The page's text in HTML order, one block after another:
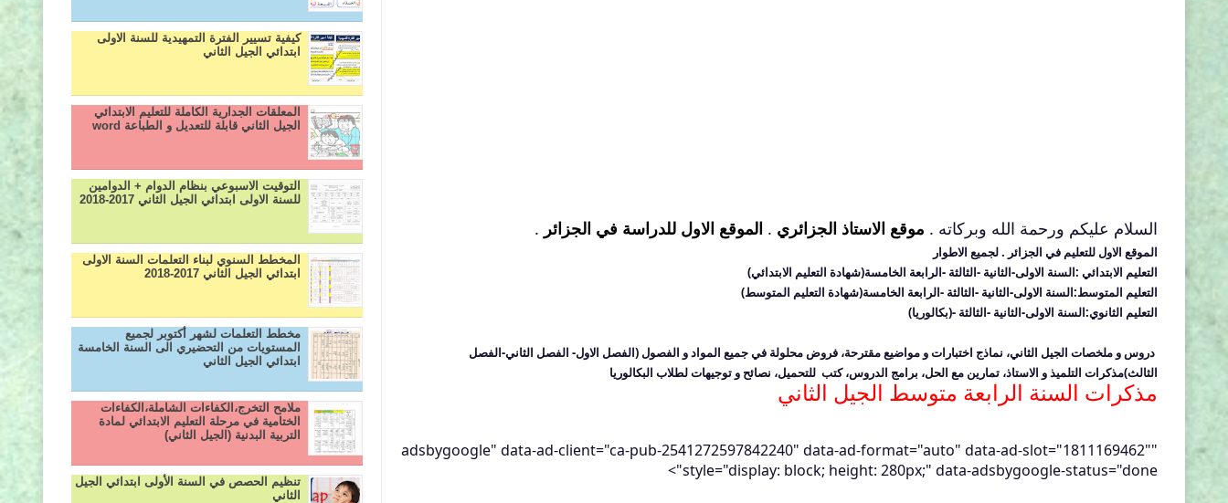
السلام عليكم ورحمة الله وبركاته . موقع الاستاذ الجزائري . الموقع الاول للدراسة في الجزائر .
الموقع الاول للتعليم في الجزائر . لجميع الاطوار
التعليم الابتدائي :السنة الاولى-الثانية -الثالثة -الرابعة الخامسة(شهادة التعليم الابتدائي)
التعليم المتوسط:السنة الاولى-الثانية -الثالثة -الرابعة الخامسة(شهادة التعليم المتوسط)
التعليم الثانوي:السنة الاولى-الثانية -الثالثة -(بكالوريا)
دروس و ملخصات الجيل الثاني، نماذج اختبارات و مواضيع مقترحة، فروض محلولة في جميع المواد و الفصول(الفصل الاول- الفصل الثاني-الفصل
الثالث)مذكرات التلميذ و الاستاذ، تمارين مع الحل، برامج الدروس، كتب للتحميل، نصائح و توجيهات لطلاب البكالوريا
مذكرات السنة الرابعة متوسط الجيل الثاني
"adsbygoogle" data-ad-client="ca-pub-2541272597842240" data-ad-format="auto" data-ad-slot="1811169462"
style="display: block; height: 280px;" data-adsbygoogle-status="done">
كيفية تسيير الفترة التمهيدية للسنة الاولى
ابتدائي الجيل الثاني
المعلقات الجدارية الكاملة للتعليم الابتدائي
الجيل الثاني قابلة للتعديل و الطباعة word
التوقيت الاسبوعي بنظام الدوام + الدوامين
للسنة الاولى ابتدائي الجيل الثاني 2017-2018
المخطط السنوي لبناء التعلمات السنة الاولى
ابتدائي الجيل الثاني 2017-2018
مخطط التعلمات لشهر أكتوبر لجميع
المستويات من التحضيري الى السنة الخامسة
ابتدائي الجيل الثاني
ملامح التخرج،الكفاءات الشاملة،الكفاءات
الختامية في مرحلة التعليم الابتدائي لمادة
التربية البدنية (الجيل الثاني)
تنظيم الحصص في السنة الأولى ابتدائي الجيل
الثاني